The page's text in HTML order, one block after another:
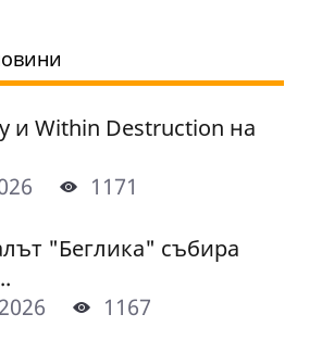
и Within Destruction на
1171
"Беглика" събира
1167